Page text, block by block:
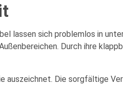
lassen sich problemlos in
Durch ihre
Die sorgfältige